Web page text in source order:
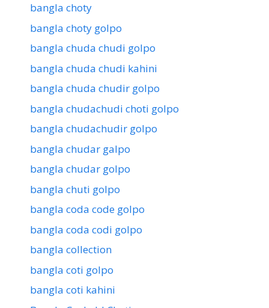
bangla choty
bangla choty golpo
bangla chuda chudi golpo
bangla chuda chudi kahini
bangla chuda chudir golpo
bangla chudachudi choti golpo
bangla chudachudir golpo
bangla chudar galpo
bangla chudar golpo
bangla chuti golpo
bangla coda code golpo
bangla coda codi golpo
bangla collection
bangla coti golpo
bangla coti kahini